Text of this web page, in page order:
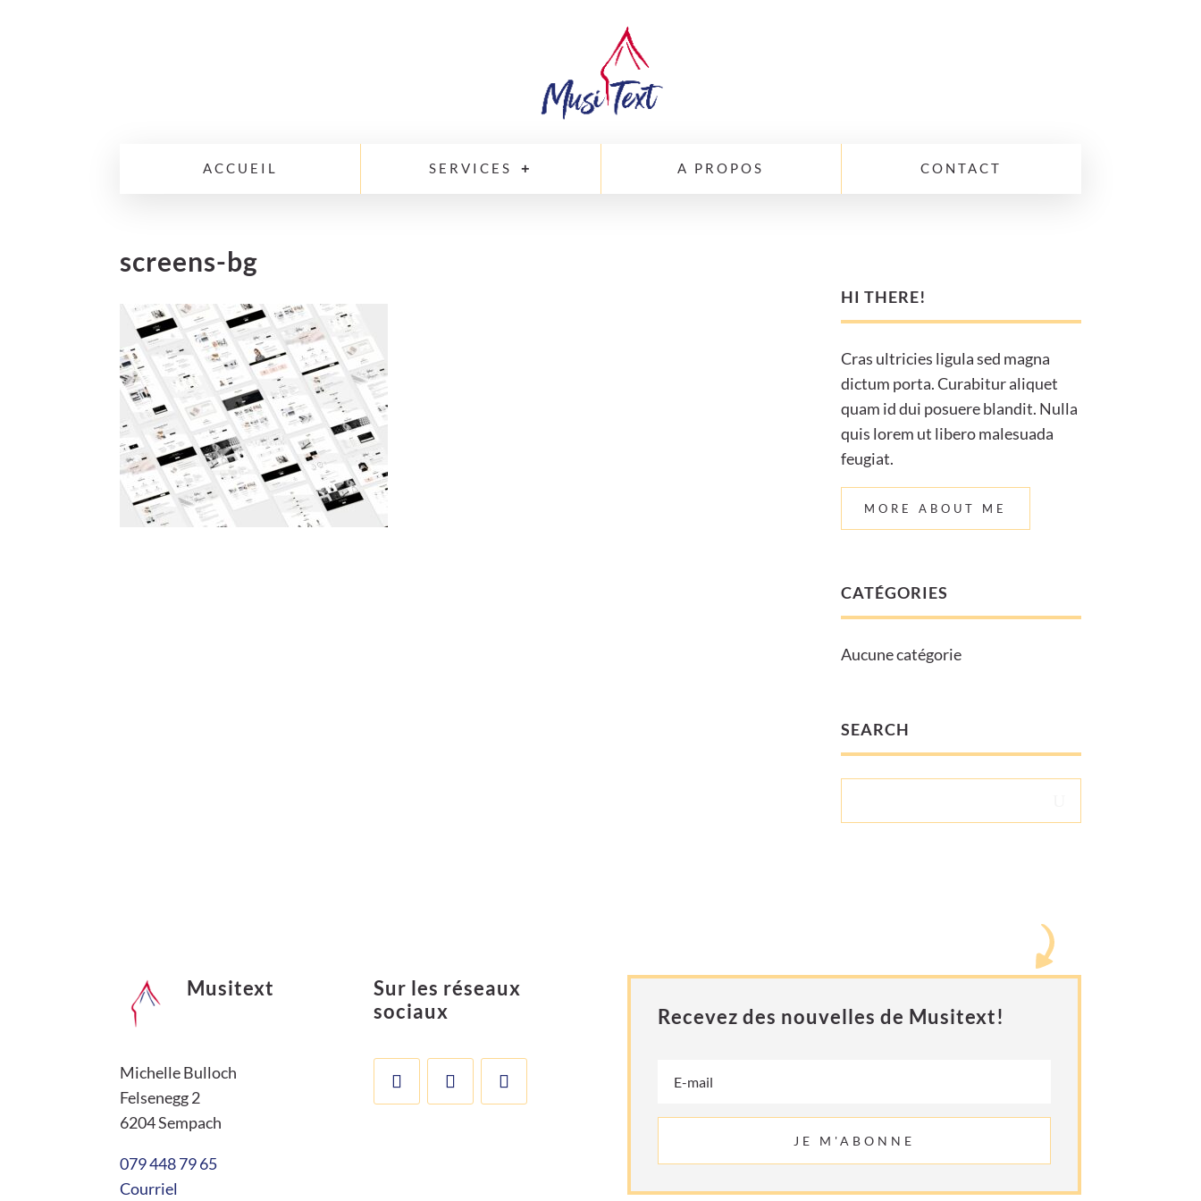
ACCUEIL SERVICES A PROPOS CONTACT
screens-bg
HI THERE!
Cras ultricies ligula sed magna
dictum porta. Curabitur aliquet
quam id dui posuere blandit. Nulla
quis lorem ut libero malesuada
feugiat.
MORE ABOUT ME
CATÉGORIES
Aucune catégorie
SEARCH
Musitext
Michelle Bulloch
Felsenegg 2
6204 Sempach
079 448 79 65
Courriel
Sur les réseaux
sociaux
Recevez des nouvelles de Musitext!
JE M'ABONNE